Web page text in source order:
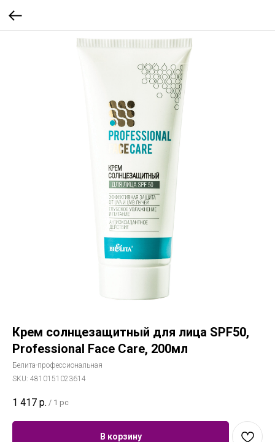
Крем солнцезащитный для лица SPF50,
Professional Face Care, 200мл
Белита-профессиональная
SKU: 4810151023614
1 417 р. / 1 pc
В корзину